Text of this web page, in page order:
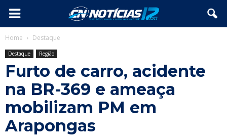
Home Destaque
Destaque Região
Furto de carro, acidente
na BR-369 e ameaça
mobilizam PM em
Arapongas